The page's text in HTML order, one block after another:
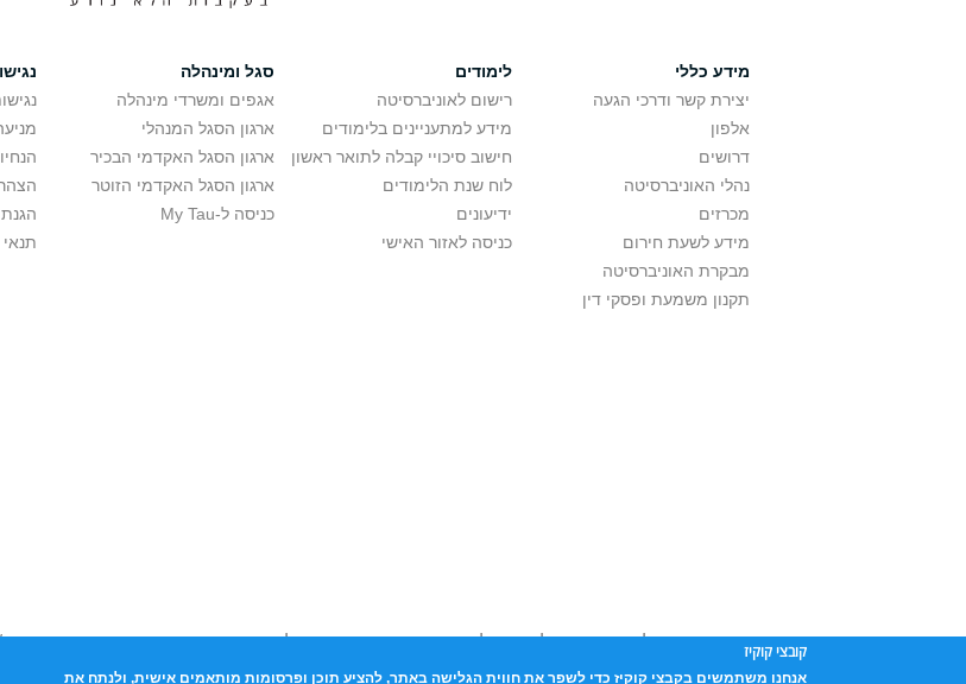
מידע כללי
יצירת קשר ודרכי הגעה
אלפון
דרושים
נהלי האוניברסיטה
מכרזים
מידע לשעת חירום
מבקרת האוניברסיטה
תקנון משמעת ופסקי דין
לימודים
רישום לאוניברסיטה
מידע למתעניינים בלימודים
חישוב סיכויי קבלה לתואר ראשון
לוח שנת הלימודים
ידיעונים
כניסה לאזור האישי
סגל ומינהלה
אגפים ומשרדי מינהלה
ארגון הסגל המנהלי
ארגון הסגל האקדמי הבכיר
ארגון הסגל האקדמי הזוטר
כניסה ל-My Tau
אוניברסיטת תל אביב עושה כל מאמץ לכבד זכויות יוצרים. אם בבעלותך זכויות יוצרים בתכנים שנמצאים
שנעשה בתכנים אלה לדעתך מפר זכויותקובצי קוקיז
אנחנו משתמשים בקבצי קוקיז כדי לשפר את חווית הגלישה באתר, להציע תוכן ופרסומות מותאמים אישית, ולנתח את